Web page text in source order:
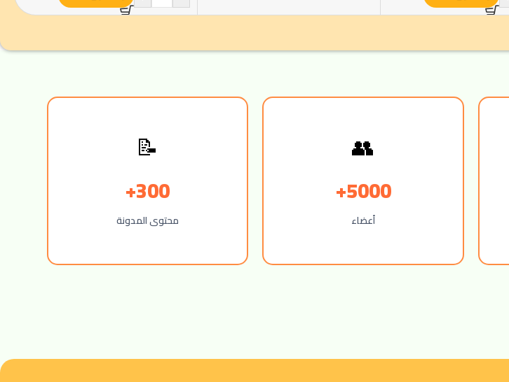
👥
5000+
أعضاء
📝
300+
محتوى المدونة